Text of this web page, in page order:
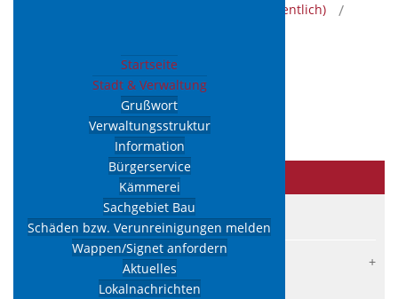
Startseite
Stadt & Verwaltung
Grußwort
Verwaltungsstruktur
Information
Bürgerservice
Kämmerei
Sachgebiet Bau
Schäden bzw. Verunreinigungen melden
Wappen/Signet anfordern
Aktuelles
Lokalnachrichten
Satzungen (öffentlich)
Wappensatzung
Satzungen Veröffentlicht: 05. Juni 2019
Wappensatzung.pdf
& Verwaltung
Grußwort
Verwaltungsstruktur
Information